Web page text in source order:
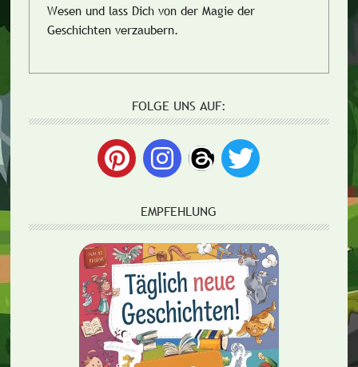
Wesen und lass Dich von der Magie der
Geschichten verzaubern.
FOLGE UNS AUF:
EMPFEHLUNG